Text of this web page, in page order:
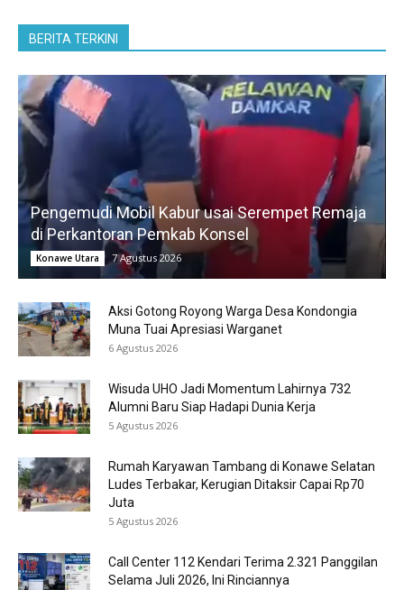
BERITA TERKINI
Pengemudi Mobil Kabur usai Serempet Remaja
di Perkantoran Pemkab Konsel
Konawe Utara 7 Agustus 2026
Aksi Gotong Royong Warga Desa Kondongia
Muna Tuai Apresiasi Warganet
6 Agustus 2026
Wisuda UHO Jadi Momentum Lahirnya 732
Alumni Baru Siap Hadapi Dunia Kerja
5 Agustus 2026
Rumah Karyawan Tambang di Konawe Selatan
Ludes Terbakar, Kerugian Ditaksir Capai Rp70
Juta
5 Agustus 2026
Call Center 112 Kendari Terima 2.321 Panggilan
Selama Juli 2026, Ini Rinciannya